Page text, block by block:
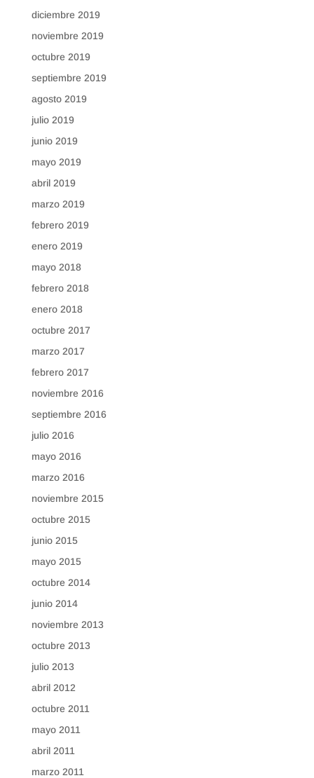
diciembre 2019
noviembre 2019
octubre 2019
septiembre 2019
agosto 2019
julio 2019
junio 2019
mayo 2019
abril 2019
marzo 2019
febrero 2019
enero 2019
mayo 2018
febrero 2018
enero 2018
octubre 2017
marzo 2017
febrero 2017
noviembre 2016
septiembre 2016
julio 2016
mayo 2016
marzo 2016
noviembre 2015
octubre 2015
junio 2015
mayo 2015
octubre 2014
junio 2014
noviembre 2013
octubre 2013
julio 2013
abril 2012
octubre 2011
mayo 2011
abril 2011
marzo 2011